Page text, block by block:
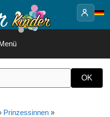
Prinzessinnen »